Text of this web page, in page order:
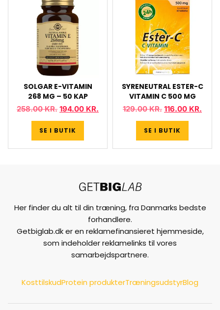
SOLGAR E-VITAMIN
268 MG – 50 KAP
258.00KR. 194.00 KR.
SE I BUTIK
SYRENEUTRAL ESTER-C
VITAMIN C 500 MG
129.00KR. 116.00 KR.
SE I BUTIK
Her finder du alt til din træning, fra Danmarks bedste
forhandlere.
Getbiglab.dk er en reklamefinansieret hjemmeside,
som indeholder reklamelinks til vores
samarbejdspartnere.
KosttilskudProtein produkterTræningsudstyrBlog